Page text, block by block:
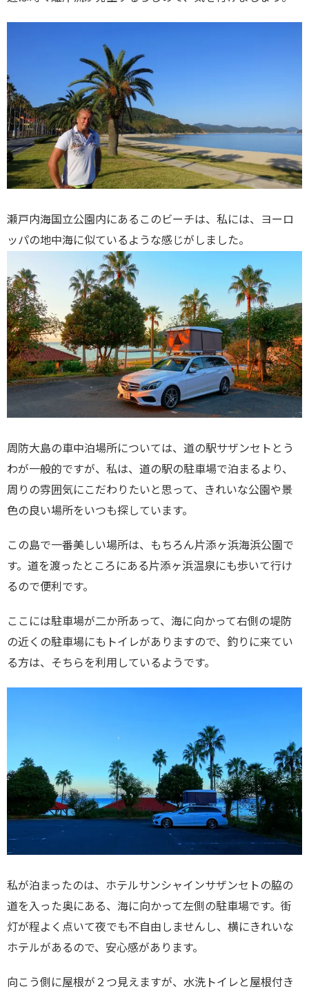
瀬戸内海国立公園内にあるこのビーチは、私には、ヨーロ
ッパの地中海に似ているような感じがしました。
周防大島の車中泊場所については、道の駅サザンセトとう
わが一般的ですが、私は、道の駅の駐車場で泊まるより、
周りの雰囲気にこだわりたいと思って、きれいな公園や景
色の良い場所をいつも探しています。
この島で一番美しい場所は、もちろん片添ヶ浜海浜公園で
す。道を渡ったところにある片添ヶ浜温泉にも歩いて行け
るので便利です。
ここには駐車場が二か所あって、海に向かって右側の堤防
の近くの駐車場にもトイレがありますので、釣りに来てい
る方は、そちらを利用しているようです。
私が泊まったのは、ホテルサンシャインサザンセトの脇の
道を入った奥にある、海に向かって左側の駐車場です。街
灯が程よく点いて夜でも不自由しませんし、横にきれいな
ホテルがあるので、安心感があります。
向こう側に屋根が２つ見えますが、水洗トイレと屋根付き